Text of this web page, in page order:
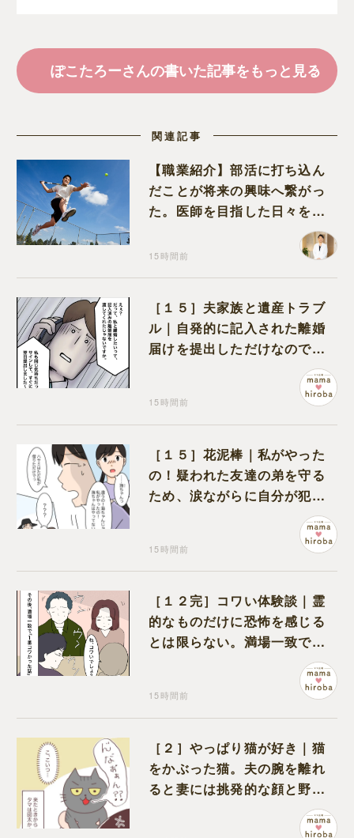
ぽこたろーさんの書いた記事をもっと見る
関連記事
【職業紹介】部活に打ち込ん
だことが将来の興味へ繋がっ
た。医師を目指した日々を振
15時間前
［１５］夫家族と遺産トラブ
ル｜自発的に記入された離婚
届けを提出しただけなので、
15時間前
［１５］花泥棒｜私がやった
の！疑われた友達の弟を守る
ため、涙ながらに自分が犯人
15時間前
［１２完］コワい体験談｜霊
的なものだけに恐怖を感じる
とは限らない。満場一致でコ
ワいと認定された意外な体験
15時間前
［２］やっぱり猫が好き｜猫
をかぶった猫。夫の腕を離れ
ると妻には挑発的な顔と野太